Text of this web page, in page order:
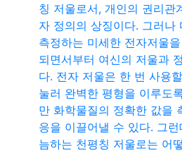
칭 저울로서, 개인의 권리관
자 정의의 상징이다. 그러나
측정하는 미세한 전자저울
되면서부터 여신의 저울과
다. 전자 저울은 한 번 사용
눌러 완벽한 평형을 이루도
만 화학물질의 정확한 값을
응을 이끌어낼 수 있다. 그
늠하는 천평칭 저울로는 어